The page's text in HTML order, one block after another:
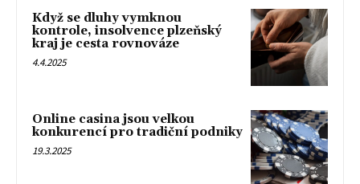
Když se dluhy vymknou
kontrole, insolvence plzeňský
kraj je cesta rovnováze
4.4.2025
Online casina jsou velkou
konkurencí pro tradiční podniky
19.3.2025